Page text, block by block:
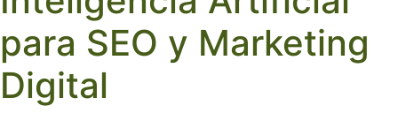
para SEO y Marketing
Digital